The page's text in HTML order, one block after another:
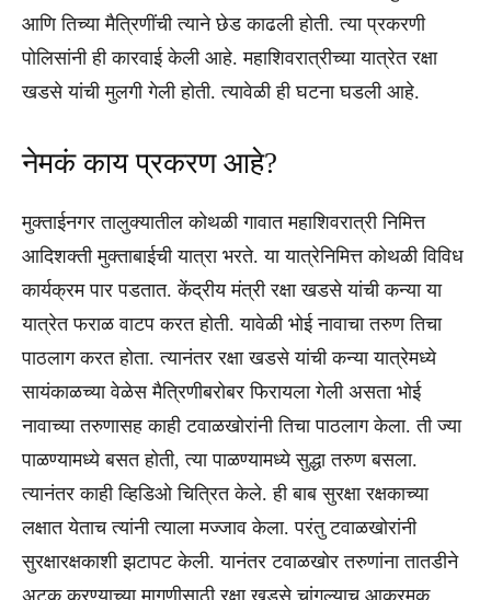
आणि तिच्या मैत्रिणींची त्याने छेड काढली होती. त्या प्रकरणी
पोलिसांनी ही कारवाई केली आहे. महाशिवरात्रीच्या यात्रेत रक्षा
खडसे यांची मुलगी गेली होती. त्यावेळी ही घटना घडली आहे.
नेमकं काय प्रकरण आहे?
मुक्ताईनगर तालुक्यातील कोथळी गावात महाशिवरात्री निमित्त
आदिशक्ती मुक्ताबाईची यात्रा भरते. या यात्रेनिमित्त कोथळी विविध
कार्यक्रम पार पडतात. केंद्रीय मंत्री रक्षा खडसे यांची कन्या या
यात्रेत फराळ वाटप करत होती. यावेळी भोई नावाचा तरुण तिचा
पाठलाग करत होता. त्यानंतर रक्षा खडसे यांची कन्या यात्रेमध्ये
सायंकाळच्या वेळेस मैत्रिणीबरोबर फिरायला गेली असता भोई
नावाच्या तरुणासह काही टवाळखोरांनी तिचा पाठलाग केला. ती ज्या
पाळण्यामध्ये बसत होती, त्या पाळण्यामध्ये सुद्धा तरुण बसला.
त्यानंतर काही व्हिडिओ चित्रित केले. ही बाब सुरक्षा रक्षकाच्या
लक्षात येताच त्यांनी त्याला मज्जाव केला. परंतु टवाळखोरांनी
सुरक्षारक्षकाशी झटापट केली. यानंतर टवाळखोर तरुणांना तातडीने
अटक करण्याच्या मागणीसाठी रक्षा खडसे चांगल्याच आक्रमक